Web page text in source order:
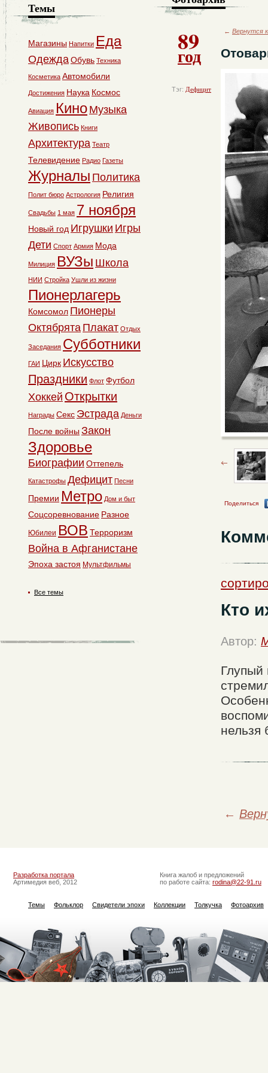
89
год
Тэг: Дефицит
← Вернутся
Поделиться
Кто
Автор:
Глупый
нельзя
←
Темы
Магазины Напитки Еда
ОдеждаОбувь Техника
Косметика Автомобили
Достижения Наука Космос
Авиация Кино Музыка
Живопись Книги
Архитектура Театр
Телевидение Радио Газеты
Журналы Политика
Полит бюро Астрология Религия
Свадьбы 1 мая 7 ноября
Новый год Игрушки Игры
Дети Спорт Армия Мода
Милиция ВУЗы Школа
НИИ Стройка Ушли из жизни
Пионерлагерь
Комсомол Пионеры
Октябрята Плакат Отдых
Заседания Субботники
ГАИ Цирк Искусство
Праздники Флот Футбол
Хоккей Открытки
Награды Секс Эстрада Деньги
После войны Закон
Здоровье
Биографии Оттепель
Катастрофы Дефицит Песни
Премии Метро Дом и быт
Соцсоревнование Разное
Юбилеи ВОВ Терроризм
Война в Афганистане
Эпоха застоя Мультфильмы
Все темы
Разработка портала
Артимедия веб, 2012
Книга жалоб и предложений
по работе сайта: rodina@22-91.ru
Темы Фольклор Свидетели эпохи Коллекции Толкучка Фотоархив